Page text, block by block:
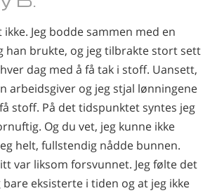
Português
Russisk
Svensk
Kinesisk
Arabisk
Nepali
Ukrainsk
ikke. Jeg bodde sammen med en
han brukte, og jeg tilbrakte stort sett
dag med å få tak i stoff. Uansett,
arbeidsgiver og jeg stjal lønningene
stoff. På det tidspunktet syntes jeg
Og du vet, jeg kunne ikke
helt, fullstendig nådde bunnen.
var liksom forsvunnet. Jeg følte det
eksisterte i tiden og at jeg ikke